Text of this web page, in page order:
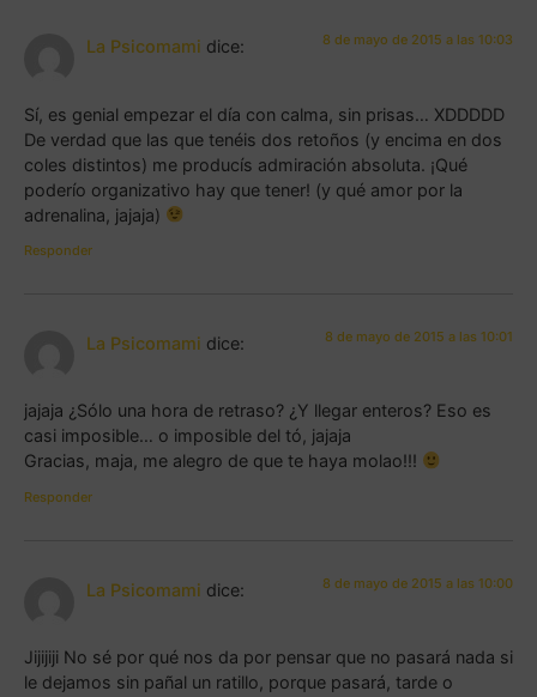
La Psicomami dice: 8 de mayo de 2015 a las 10:03
Sí, es genial empezar el día con calma, sin prisas… XDDDDD
De verdad que las que tenéis dos retoños (y encima en dos
coles distintos) me producís admiración absoluta. ¡Qué
poderío organizativo hay que tener! (y qué amor por la
adrenalina, jajaja)
Responder
La Psicomami dice: 8 de mayo de 2015 a las 10:01
jajaja ¿Sólo una hora de retraso? ¿Y llegar enteros? Eso es
casi imposible… o imposible del tó, jajaja
Gracias, maja, me alegro de que te haya molao!!!
Responder
La Psicomami dice: 8 de mayo de 2015 a las 10:00
Jijijiji No sé por qué nos da por pensar que no pasará nada si
le dejamos sin pañal un ratillo, porque pasará, tarde o